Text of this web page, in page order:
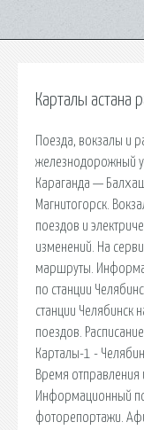
Карталы астана
Поезда, вокзалы и
железнодорожный
Караганда —
Магнитогорск.
поездов и
изменений. На
маршруты.
по станции
станции Челябинск
поездов.
Карталы-1 -
Время отправления
Информационный
фоторепортажи.